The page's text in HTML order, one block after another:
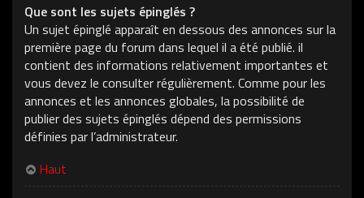
Que sont les sujets épinglés ?
Un sujet épinglé apparaît en dessous des annonces sur la
première page du forum dans lequel il a été publié. il
contient des informations relativement importantes et
vous devez le consulter régulièrement. Comme pour les
annonces et les annonces globales, la possibilité de
publier des sujets épinglés dépend des permissions
définies par l’administrateur.
Haut